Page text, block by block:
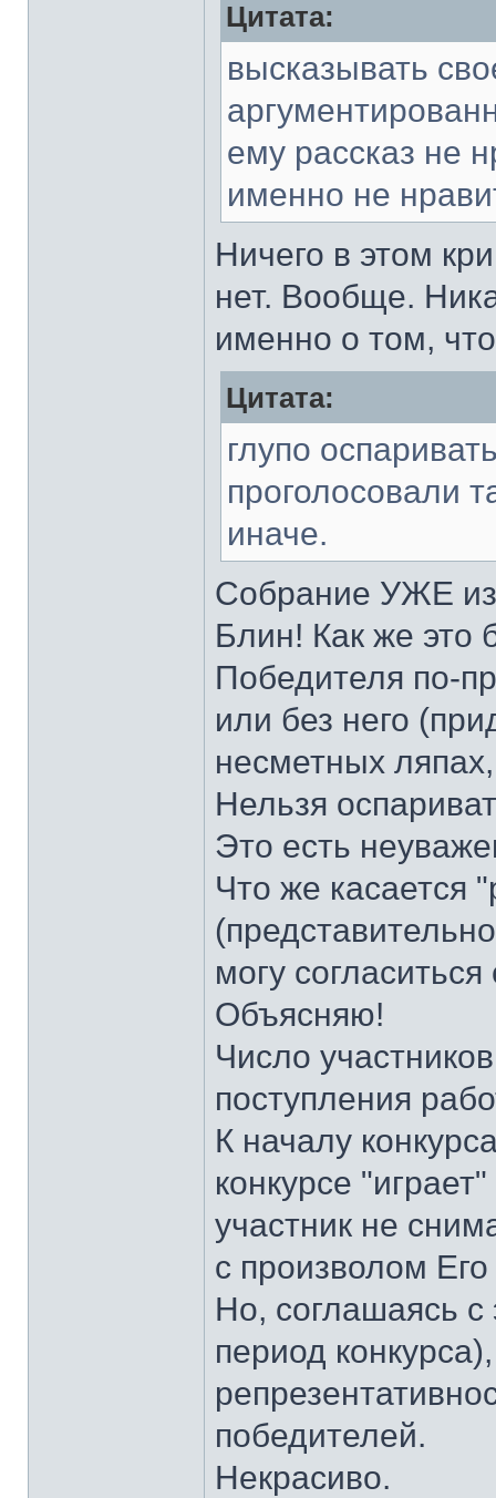
Цитата:
высказывать
ему рассказ не
именно не
Ничего в этом
нет. Вообще.
именно о том,
Цитата:
глупо
проголосовали
иначе.
Собрание УЖЕ
Блин! Как же это
Победителя по-
или без него
несметных
Нельзя
Это есть
Что же касается
могу
Объясняю!
Число
поступления
К началу
конкурсе
участник не
с произволом
Но, соглашаясь
период
победителей.
Некрасиво.